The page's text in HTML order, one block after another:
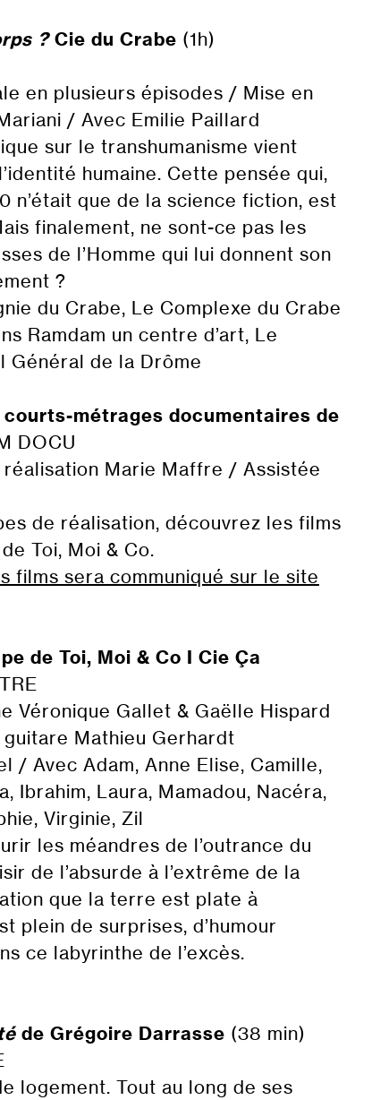
?Cie du Crabe (1h)
en plusieurs épisodes / Mise en
/ Avec Emilie Paillard
sur le transhumanisme vient
humaine. Cette pensée qui,
n’était que de la science fiction, est
finalement, ne sont-ce pas les
de l’Homme qui lui donnent son
?
du Crabe, Le Complexe du Crabe
Ramdam un centre d’art, Le
Général de la Drôme
métrages documentaires de
DOCU
Marie Maffre / Assistée
de réalisation, découvrez les films
Toi, Moi & Co.
films sera communiqué sur le site
de Toi, Moi & Co I Cie Ça
Véronique Gallet & Gaëlle Hispard
Mathieu Gerhardt
/ Avec Adam, Anne Elise, Camille,
Ibrahim, Laura, Mamadou, Nacéra,
Virginie, Zil
les méandres de l’outrance du
de l’absurde à l’extrême de la
que la terre est plate à
plein de surprises, d’humour
ce labyrinthe de l’excès.
de Grégoire Darrasse (38 min)
logement. Tout au long de ses